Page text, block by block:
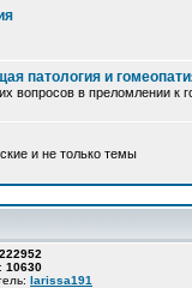
патология и
вопросов в преломлении к
и не только темы
222952
10630
larissa191